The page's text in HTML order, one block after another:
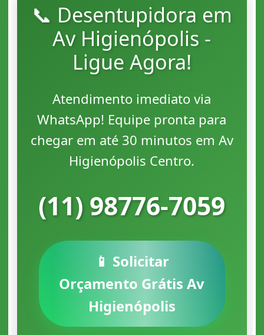
📞 Desentupidora em
Av Higienópolis -
Ligue Agora!
Atendimento imediato via
WhatsApp! Equipe pronta para
chegar em até 30 minutos em Av
Higienópolis Centro.
(11) 98776-7059
📱 Solicitar
Orçamento Grátis Av
Higienópolis